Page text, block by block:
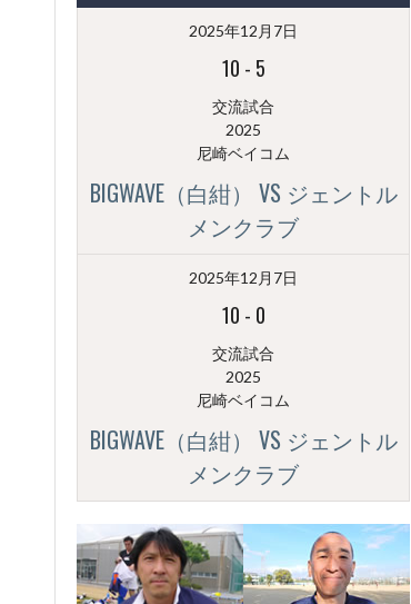
（月
2025年12月7日
10 - 5
交流試合
2025
尼崎ベイコム
BIGWAVE（白紺） VS ジェントル
メンクラブ
2025年12月7日
10 - 0
交流試合
2025
尼崎ベイコム
BIGWAVE（白紺） VS ジェントル
メンクラブ